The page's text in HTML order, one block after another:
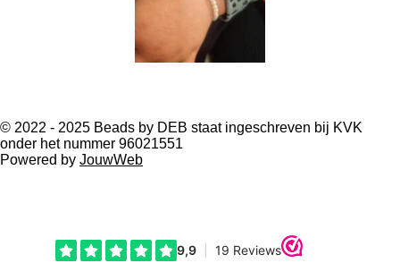
© 2022 - 2025 Beads by DEB staat ingeschreven bij KVK
onder het nummer 96021551
Powered by JouwWeb